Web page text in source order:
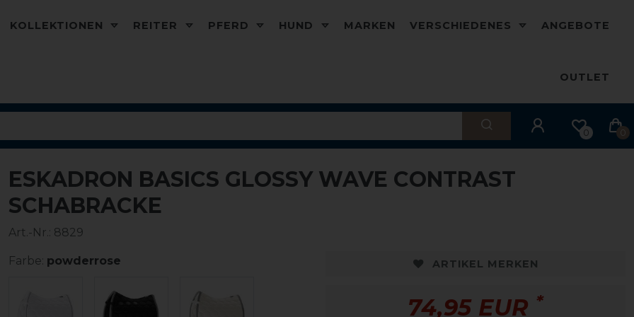
KOLLEKTIONEN REITER PFERD HUND MARKEN VERSCHIEDENES ANGEBOTE
OUTLET
0 0
ESKADRON BASICS GLOSSY WAVE CONTRAST
SCHABRACKE
Art.-Nr.: 8829
Farbe: powderrose ARTIKEL MERKEN
74,95 EUR *